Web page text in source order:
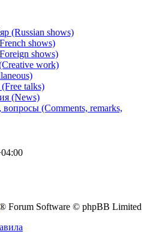
(Russian shows)
shows)
shows)
work)
talks)
(News)
(Comments, remarks,
Forum Software © phpBB Limited